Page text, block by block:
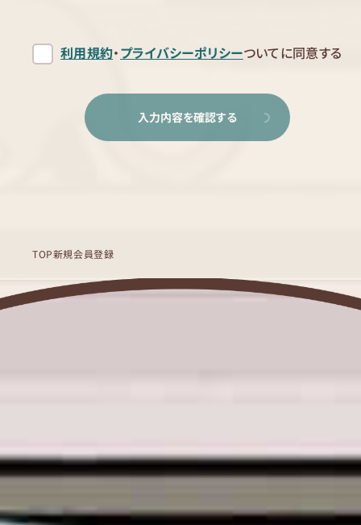
利用規約・プライバシーポリシーついてに同意する
入力内容を確認する
TOP新規会員登録